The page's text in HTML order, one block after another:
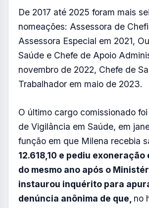
diferentes
na Secretaria de Saúde.
A primeira nomeação ocorreu
setembro de 2017, quando
comissionada para ser chefe
região sul.À época, Felício
prefeito de São José, e
secretário de governo.
De 2017 até 2025 foram mais
nomeações: Assessora de
Assessora Especial em 2021,